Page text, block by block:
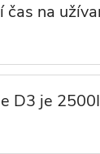
čas na
D3 je